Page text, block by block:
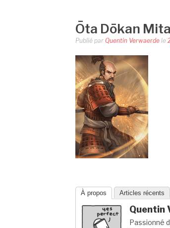
Ōta Dōkan
Publié par Quentin Verwaerde le
À propos Articles récents
Quentin
Passionné